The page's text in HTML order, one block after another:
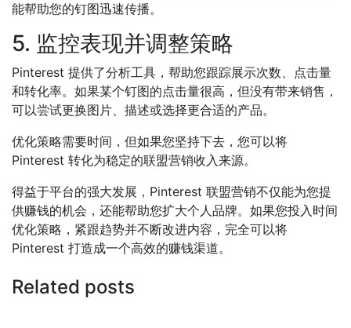
能帮助您的钉图迅速传播。
5. 监控表现并调整策略
Pinterest 提供了分析工具，帮助您跟踪展示次数、点击量
和转化率。如果某个钉图的点击量很高，但没有带来销售，
可以尝试更换图片、描述或选择更合适的产品。
优化策略需要时间，但如果您坚持下去，您可以将
Pinterest 转化为稳定的联盟营销收入来源。
得益于平台的强大发展，Pinterest 联盟营销不仅能为您提
供赚钱的机会，还能帮助您扩大个人品牌。如果您投入时间
优化策略，紧跟趋势并不断改进内容，完全可以将
Pinterest 打造成一个高效的赚钱渠道。
Related posts